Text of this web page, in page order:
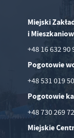
Miejski
i
+48 16 632 90
Pogotowie
+48 531 019
Pogotowie
+48 730 269
Miejskie